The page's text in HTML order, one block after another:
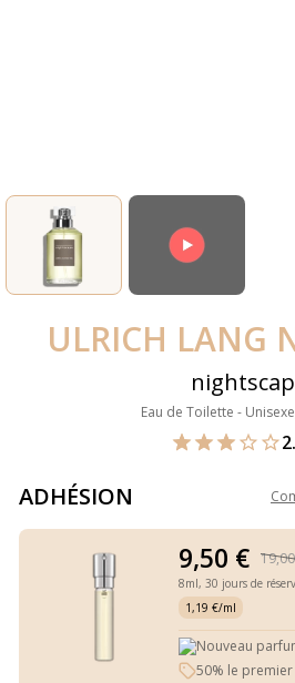
ULRICH LANG
Eau de Toilette -
ADHÉSION
9,50 €
8ml, 30 jours de
1,19 €/ml
Nouveau
50% le